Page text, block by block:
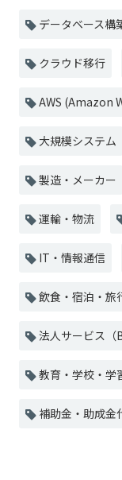
データベース構
クラウド移行
AWS (Amazon
大規模システム
製造・メーカー
運輸・物流
IT・情報通信
飲食・宿泊・旅
法人サービス（
教育・学校・学
補助金・助成金